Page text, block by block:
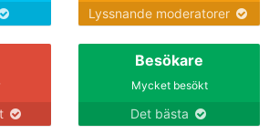
Lyssnande moderatorer
Besökare
Mycket besökt
Det bästa